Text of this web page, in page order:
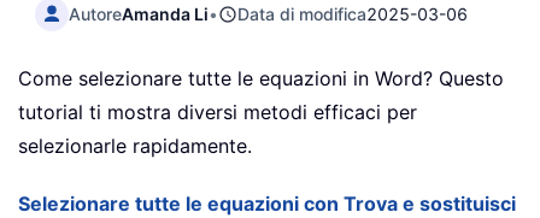
AutoreAmanda Li• Data di modifica2025-03-06
Come selezionare tutte le equazioni in Word? Questo
tutorial ti mostra diversi metodi efficaci per
selezionarle rapidamente.
Selezionare tutte le equazioni con Trova e sostituisci